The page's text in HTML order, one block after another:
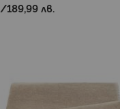
/189,99 лв.